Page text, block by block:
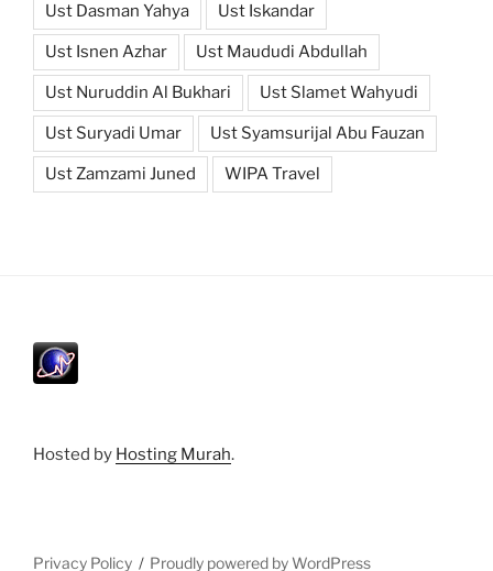
Ust Dasman Yahya Ust Iskandar
Ust Isnen Azhar Ust Maududi Abdullah
Ust Nuruddin Al Bukhari Ust Slamet Wahyudi
Ust Suryadi Umar Ust Syamsurijal Abu Fauzan
Ust Zamzami Juned WIPA Travel
Hosted by Hosting Murah.
Privacy Policy Proudly powered by WordPress